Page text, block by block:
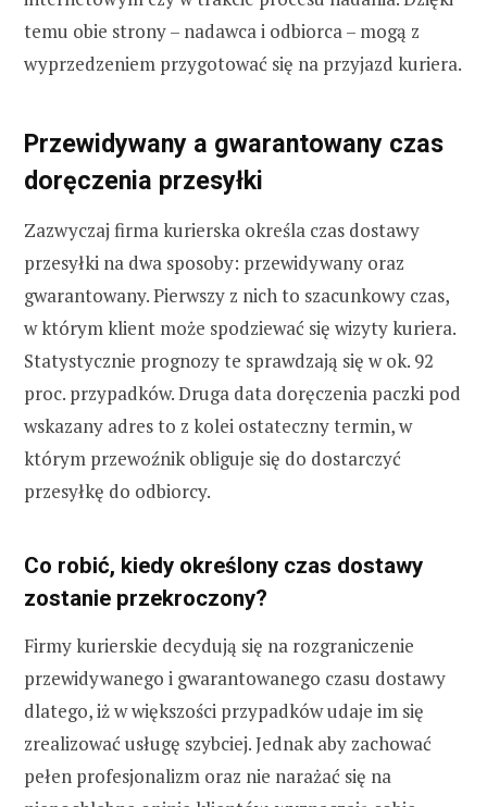
temu obie strony – nadawca i odbiorca – mogą z
wyprzedzeniem przygotować się na przyjazd kuriera.
Przewidywany a gwarantowany czas
doręczenia przesyłki
Zazwyczaj firma kurierska określa czas dostawy
przesyłki na dwa sposoby: przewidywany oraz
gwarantowany. Pierwszy z nich to szacunkowy czas,
w którym klient może spodziewać się wizyty kuriera.
Statystycznie prognozy te sprawdzają się w ok. 92
proc. przypadków. Druga data doręczenia paczki pod
wskazany adres to z kolei ostateczny termin, w
którym przewoźnik obliguje się do dostarczyć
przesyłkę do odbiorcy.
Co robić, kiedy określony czas dostawy
zostanie przekroczony?
Firmy kurierskie decydują się na rozgraniczenie
przewidywanego i gwarantowanego czasu dostawy
dlatego, iż w większości przypadków udaje im się
zrealizować usługę szybciej. Jednak aby zachować
pełen profesjonalizm oraz nie narażać się na